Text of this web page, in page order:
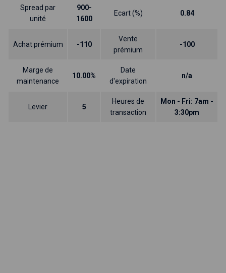
Spread par
unité
900-
1600
Ecart (%) 0.84
Achat prémium -110
Vente
prémium
-100
Marge de
maintenance
10.00%
Date
d'expiration
n/a
Levier 5
Heures de
transaction
Mon - Fri: 7am -
3:30pm